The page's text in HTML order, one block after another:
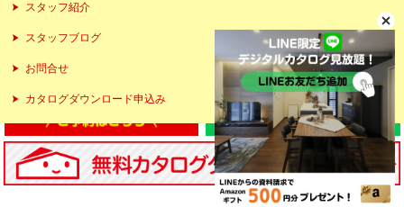
スタッフ紹介
スタッフブログ
お問合せ
カタログダウンロード申込み